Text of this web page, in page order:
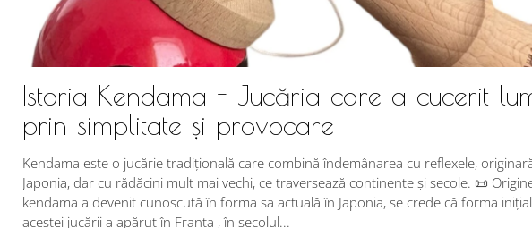
Istoria Kendama - Jucăria care a cucerit
prin simplitate și provocare
Kendama este o jucărie tradițională care combină îndemânarea cu reflexele,
Japonia, dar cu rădăcini mult mai vechi, ce traversează continente și secole. 📜
kendama a devenit cunoscută în forma sa actuală în Japonia, se crede că forma
acestei jucării a apărut în Franța , în secolul...